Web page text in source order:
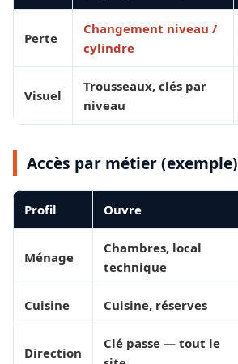
Perte
Changement niveau /
cylindre
Visuel
Trousseaux, clés par
niveau
Accès par métier (exemple)
Profil Ouvre
Ménage
Chambres, local
technique
Cuisine Cuisine, réserves
Direction
Clé passe — tout le